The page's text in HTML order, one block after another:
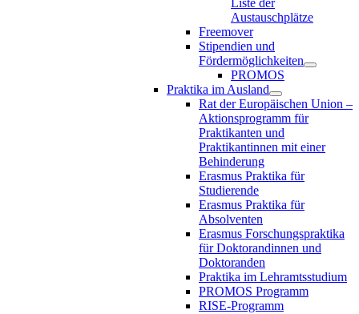
Austauschplätze
Freemover
Stipendien und
Fördermöglichkeiten
PROMOS
Praktika im Ausland
Rat der Europäischen Union –
Aktionsprogramm für
Praktikanten und
Praktikantinnen mit einer
Behinderung
Erasmus Praktika für
Studierende
Erasmus Praktika für
Absolventen
Erasmus Forschungspraktika
für Doktorandinnen und
Doktoranden
Praktika im Lehramtsstudium
PROMOS Programm
RISE-Programm